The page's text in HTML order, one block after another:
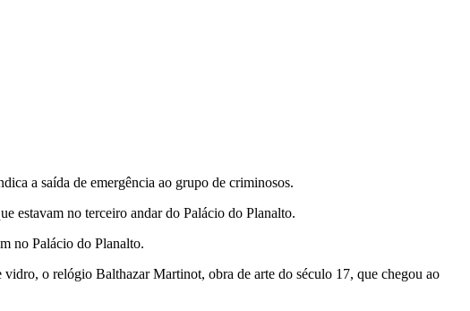
a saída de emergência ao grupo de criminosos.
estavam no terceiro andar do Palácio do Planalto.
no Palácio do Planalto.
vidro, o relógio Balthazar Martinot, obra de arte do século 17, que chegou ao